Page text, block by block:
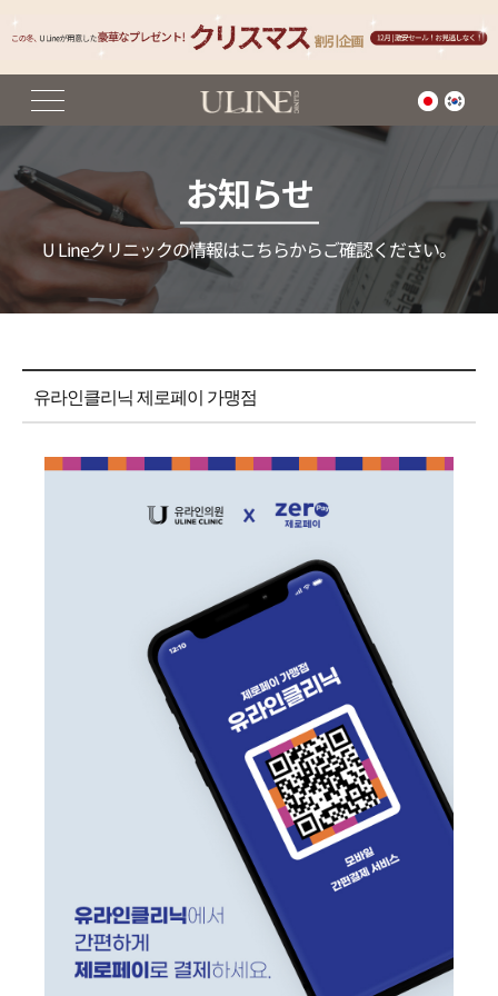
お知らせ
U Lineクリニックの情報はこちらからご確認ください。
유라인클리닉 제로페이 가맹점